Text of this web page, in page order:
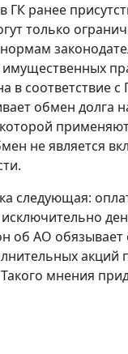
ГК ранее
только
в соответствие
обмен долга
не является
следующая:
исключительно
об АО
мнения